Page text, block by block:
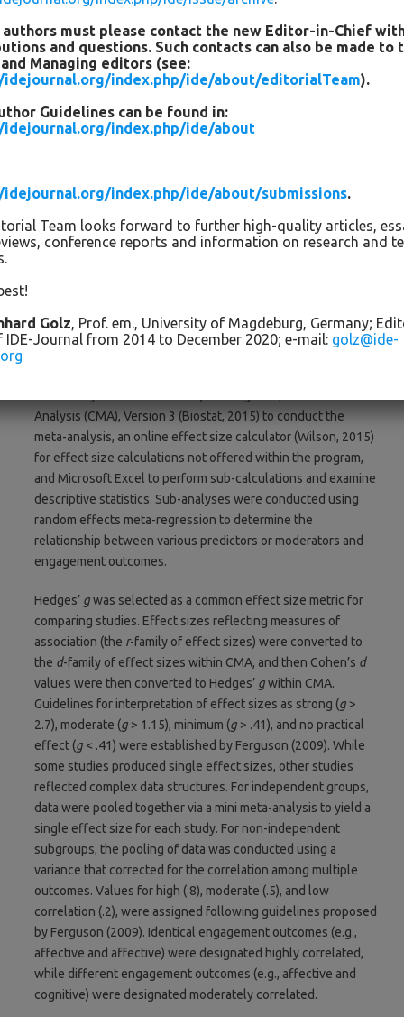
measured engagement was informed by guidelines from the
research literature (Fredricks et al., 2004; Skinner & Pitzer,
2012).
Coding.A number of potential moderators of middle school
science engagement were coded, including publication and
peer-review status, grade level, school structure, school
validity, and repeat authors. Additionally, engagement
combination thereof. Engagement predictors were coded by
predictor type (instructional methods, technology, class
and relatedness).
Analysis (CMA), Version 3 (Biostat, 2015) to conduct the
meta-analysis, an online effect size calculator (Wilson, 2015)
for effect size calculations not offered within the program,
and Microsoft Excel to perform sub-calculations and examine
descriptive statistics. Sub-analyses were conducted using
random effects meta-regression to determine the
relationship between various predictors or moderators and
engagement outcomes.
Hedges’ gwas selected as a common effect size metric for
comparing studies. Effect sizes reflecting measures of
association (the r-family of effect sizes) were converted to
the d-family of effect sizes within CMA, and then Cohen’s d
values were then converted to Hedges’ gwithin CMA.
Guidelines for interpretation of effect sizes as strong (g >
2.7), moderate (g > 1.15), minimum (g > .41), and no practical
effect (g < .41) were established by Ferguson (2009). While
some studies produced single effect sizes, other studies
reflected complex data structures. For independent groups,
data were pooled together via a mini meta-analysis to yield a
single effect size for each study. For non-independent
subgroups, the pooling of data was conducted using a
variance that corrected for the correlation among multiple
outcomes. Values for high (.8), moderate (.5), and low
correlation (.2), were assigned following guidelines proposed
by Ferguson (2009). Identical engagement outcomes (e.g.,
affective and affective) were designated highly correlated,
while different engagement outcomes (e.g., affective and
cognitive) were designated moderately correlated.
must please contact the new Editor-in-Chief
and questions. Such contacts can also be made to
Managing editors (see:
index.php/ide/about/editorialTeam).
Guidelines can be found in:
index.php/ide/about
index.php/ide/about/submissions.
Team looks forward to further high-quality articles,
conference reports and information on research and
Golz, Prof. em., University of Magdeburg, Germany;
IDE-Journal from 2014 to December 2020; e-mail: golz@ide-